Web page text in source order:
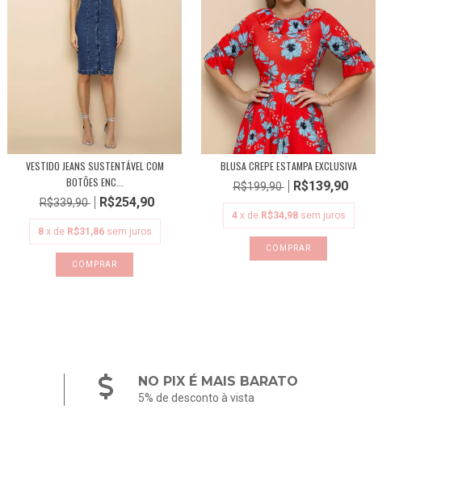
VESTIDO JEANS SUSTENTÁVEL COM
BOTÕES ENC...
R$339,90 R$254,90
8 x de R$31,86 sem juros
COMPRAR
BLUSA CREPE ESTAMPA EXCLUSIVA
R$199,90 R$139,90
4 x de R$34,98 sem juros
COMPRAR
NO PIX É MAIS BARATO
5% de desconto à vista